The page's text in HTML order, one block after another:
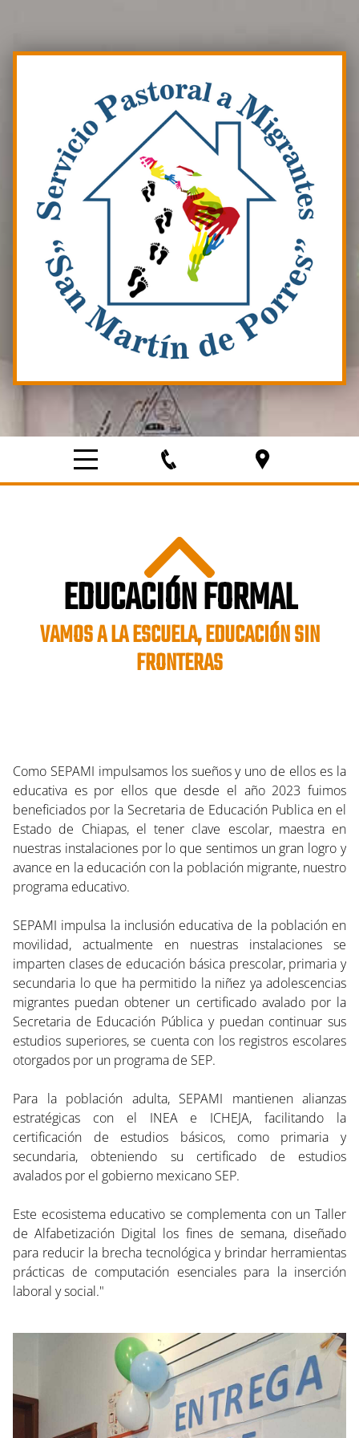
EDUCACIÓN FORMAL
VAMOS A LA ESCUELA, EDUCACIÓN SIN
FRONTERAS
Como SEPAMI impulsamos los sueños y uno de ellos es la
educativa es por ellos que desde el año 2023 fuimos
beneficiados por la Secretaria de Educación Publica en el
Estado de Chiapas, el tener clave escolar, maestra en
nuestras instalaciones por lo que sentimos un gran logro y
avance en la educación con la población migrante, nuestro
programa educativo.
SEPAMI impulsa la inclusión educativa de la población en
movilidad, actualmente en nuestras instalaciones se
imparten clases de educación básica prescolar, primaria y
secundaria lo que ha permitido la niñez ya adolescencias
migrantes puedan obtener un certificado avalado por la
Secretaria de Educación Pública y puedan continuar sus
estudios superiores, se cuenta con los registros escolares
otorgados por un programa de SEP.
Para la población adulta, SEPAMI mantienen alianzas
estratégicas con el INEA e ICHEJA, facilitando la
certificación de estudios básicos, como primaria y
secundaria, obteniendo su certificado de estudios
avalados por el gobierno mexicano SEP.
Este ecosistema educativo se complementa con un Taller
de Alfabetización Digital los fines de semana, diseñado
para reducir la brecha tecnológica y brindar herramientas
prácticas de computación esenciales para la inserción
laboral y social."